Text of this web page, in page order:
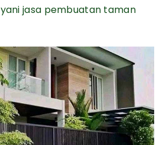
jasa pembuatan taman